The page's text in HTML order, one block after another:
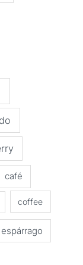
café
coffee
espárrago